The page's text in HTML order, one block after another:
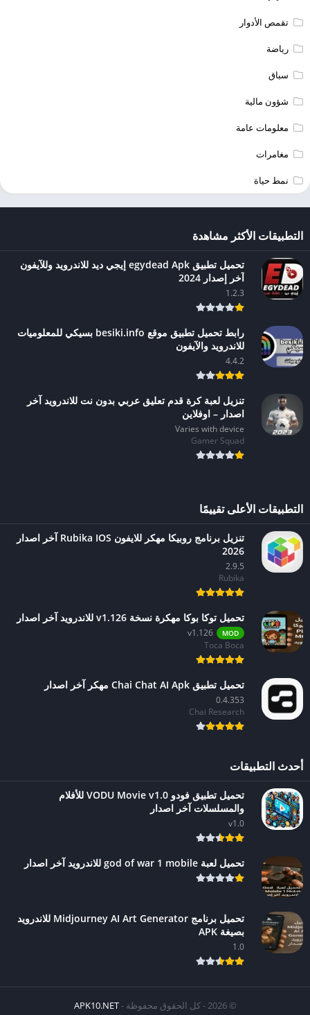
تقمص الأدوار
رياضة
سباق
شؤون مالية
معلومات عامة
مغامرات
نمط حياة
التطبيقات الأكثر مشاهدة
تحميل تطبيق egydead Apk إيجي ديد للاندرويد وللآيفون
آخر إصدار 2024
1.2.3
رابط تحميل تطبيق موقع besiki.info بسيكي للمعلوميات
للاندرويد والآيفون
4.4.2
تنزيل لعبة كرة قدم تعليق عربي بدون نت للاندرويد آخر
اصدار – اوفلاين
Varies with device
Gamer Squad
التطبيقات الأعلى تقييمًا
تنزيل برنامج روبيكا مهكر للايفون Rubika IOS آخر اصدار
2026
2.9.5
Rubika
تحميل توكا بوكا مهكرة نسخة v1.126 للاندرويد آخر اصدار
MOD
v1.126
Toca Boca
تحميل تطبيق Chai Chat AI Apk مهكر آخر اصدار
0.4.353
Chai Research
أحدث التطبيقات
تحميل تطبيق فودو VODU Movie v1.0 للأفلام
والمسلسلات آخر اصدار
v1.0
تحميل لعبة god of war 1 mobile للاندرويد آخر اصدار
تحميل برنامج Midjourney AI Art Generator للاندرويد
بصيغة APK
1.0
© 2026 - كل الحقوق محفوظة - APK10.NET